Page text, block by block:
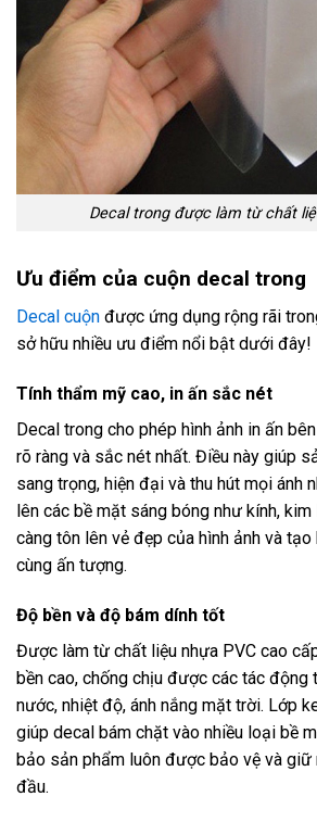
Decal trong được làm từ chất
Ưu điểm của cuộn decal trong
Decal cuộn được ứng dụng rộng rãi
sở hữu nhiều ưu điểm nổi bật dưới đây!
Tính thẩm mỹ cao, in ấn sắc nét
Decal trong cho phép hình ảnh in ấn
rõ ràng và sắc nét nhất. Điều này giúp
sang trọng, hiện đại và thu hút mọi ánh
lên các bề mặt sáng bóng như kính,
càng tôn lên vẻ đẹp của hình ảnh và
cùng ấn tượng.
Độ bền và độ bám dính tốt
Được làm từ chất liệu nhựa PVC cao
bền cao, chống chịu được các tác
nước, nhiệt độ, ánh nắng mặt trời. Lớp
giúp decal bám chặt vào nhiều loại bề
bảo sản phẩm luôn được bảo vệ và giữ
đầu.